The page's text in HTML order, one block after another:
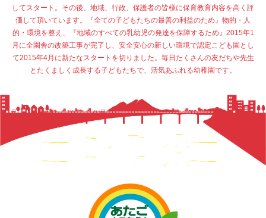
してスタート。その後、地域、行政、保護者の皆様に保育教育内容を高く評
価して頂いています。『全ての子どもたちの最善の利益のため』物的・人
的・環境を整え、『地域のすべての乳幼児の発達を保障するため』2015年1
月に全園舎の改築工事が完了し、安全安心の新しい環境で認定こども園とし
て2015年4月に新たなスタートを切りました。毎日たくさんの友だちや先生
とたくましく成長する子どもたちで、活気あふれる幼稚園です。